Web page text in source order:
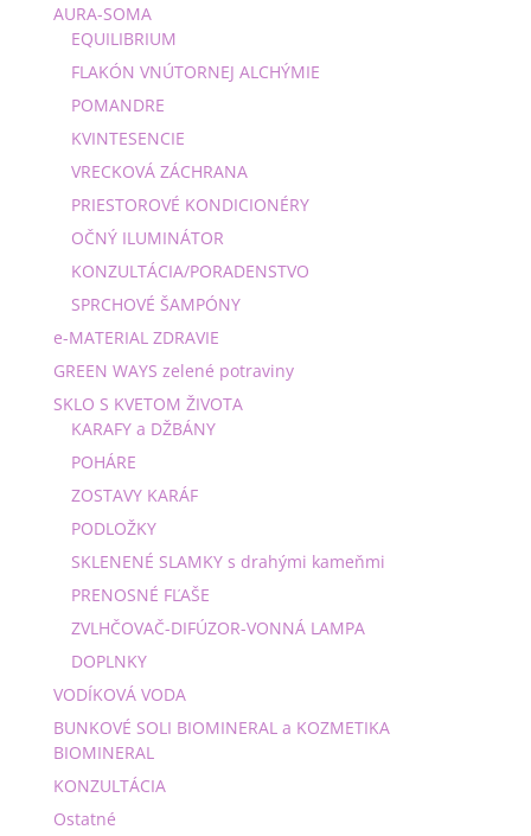
AURA-SOMA
EQUILIBRIUM
FLAKÓN VNÚTORNEJ ALCHÝMIE
POMANDRE
KVINTESENCIE
VRECKOVÁ ZÁCHRANA
PRIESTOROVÉ KONDICIONÉRY
OČNÝ ILUMINÁTOR
KONZULTÁCIA/PORADENSTVO
SPRCHOVÉ ŠAMPÓNY
e-MATERIAL ZDRAVIE
GREEN WAYS zelené potraviny
SKLO S KVETOM ŽIVOTA
KARAFY a DŽBÁNY
POHÁRE
ZOSTAVY KARÁF
PODLOŽKY
SKLENENÉ SLAMKY s drahými kameňmi
PRENOSNÉ FĽAŠE
ZVLHČOVAČ-DIFÚZOR-VONNÁ LAMPA
DOPLNKY
VODÍKOVÁ VODA
BUNKOVÉ SOLI BIOMINERAL a KOZMETIKA
BIOMINERAL
KONZULTÁCIA
Ostatné